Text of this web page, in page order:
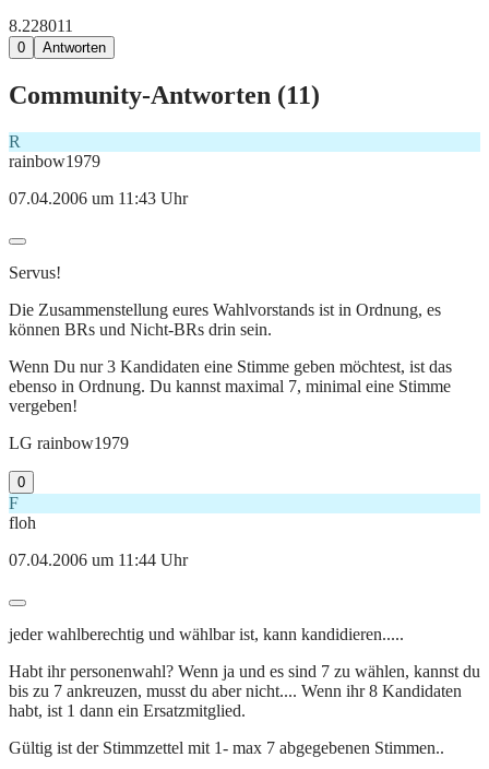
8.228011
0 Antworten
Community-Antworten (11)
R
rainbow1979
07.04.2006 um 11:43 Uhr
Servus!
Die Zusammenstellung eures Wahlvorstands ist in Ordnung, es
können BRs und Nicht-BRs drin sein.
Wenn Du nur 3 Kandidaten eine Stimme geben möchtest, ist das
ebenso in Ordnung. Du kannst maximal 7, minimal eine Stimme
vergeben!
LG rainbow1979
0
F
floh
07.04.2006 um 11:44 Uhr
jeder wahlberechtig und wählbar ist, kann kandidieren.....
Habt ihr personenwahl? Wenn ja und es sind 7 zu wählen, kannst du
bis zu 7 ankreuzen, musst du aber nicht.... Wenn ihr 8 Kandidaten
habt, ist 1 dann ein Ersatzmitglied.
Gültig ist der Stimmzettel mit 1- max 7 abgegebenen Stimmen..